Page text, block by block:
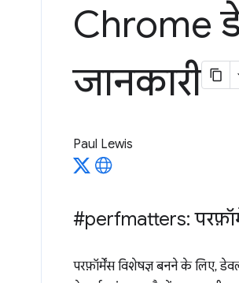
Chrome
जानकारी
Paul Lewis
#perfmatters:
परफ़ॉर्मेंस विशेषज्ञ बनने के लिए,